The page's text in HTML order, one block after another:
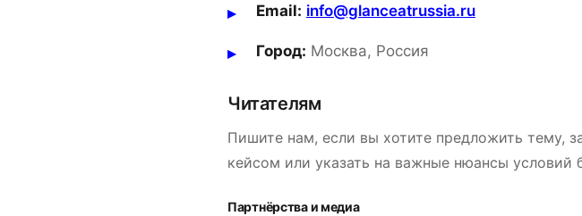
Email: info@glanceatrussia.ru
Город: Москва, Россия
Читателям
Пишите нам, если вы хотите предложить тему,
кейсом или указать на важные нюансы условий
Партнёрства и медиа